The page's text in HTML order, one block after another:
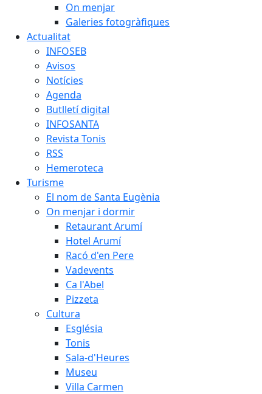
On menjar
Galeries fotogràfiques
Actualitat
INFOSEB
Avisos
Notícies
Agenda
Butlletí digital
INFOSANTA
Revista Tonis
RSS
Hemeroteca
Turisme
El nom de Santa Eugènia
On menjar i dormir
Retaurant Arumí
Hotel Arumí
Racó d'en Pere
Vadevents
Ca l'Abel
Pizzeta
Cultura
Església
Tonis
Sala-d'Heures
Museu
Villa Carmen